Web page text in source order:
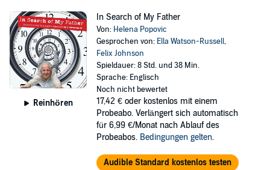
Reinhören
In Search of My Father
Von: Helena Popovic
Gesprochen von: Ella Watson-Russell,
Felix Johnson
Spieldauer: 8 Std. und 38 Min.
Sprache: Englisch
Noch nicht bewertet
17,42 € oder kostenlos mit einem
Probeabo. Verlängert sich automatisch
für 6,99 €/Monat nach Ablauf des
Probeabos. Bedingungen gelten.
Audible Standard kostenlos testen